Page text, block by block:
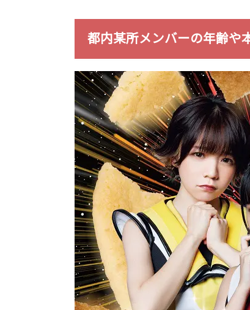
都内某所メンバーの年齢や